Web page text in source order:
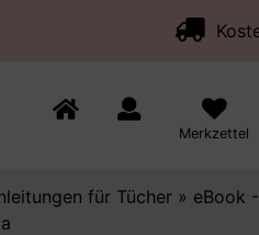
Merkzettel
für Tücher » eBook